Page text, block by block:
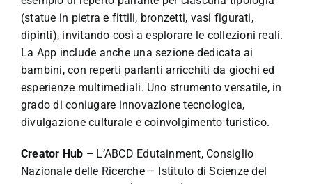
(statue in pietra e fittili, bronzetti, vasi figurati,
dipinti), invitando così a esplorare le collezioni reali.
La App include anche una sezione dedicata ai
bambini, con reperti parlanti arricchiti da giochi ed
esperienze multimediali. Uno strumento versatile, in
grado di coniugare innovazione tecnologica,
divulgazione culturale e coinvolgimento turistico.
Creator Hub – L’ABCD Edutainment, Consiglio
Nazionale delle Ricerche – Istituto di Scienze del